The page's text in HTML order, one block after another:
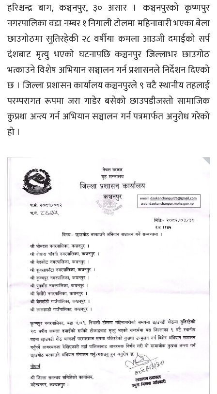
हरिश्चन्द्र बाग, कञ्चनपुर, ३० असार । कञ्चनपुरको कृष्णपुर
नगरपालिका वडा नम्बर १ निगाली टोलमा महिनावारी भएका बेला
छाउगोठमा सुतिरहेकी २८ वर्षीया कमला आउजी दमाईको सर्प
दंशबाट मृत्यु भएको घटनापछि कञ्चनपुर जिल्लाभर छाउगोठ
भत्काउने विशेष अभियान सञ्चालन गर्न प्रशासनले निर्देशन दिएको
छ । जिल्ला प्रशासन कार्यालय कञ्चनपुरले ९ वटै स्थानीय तहलाई
परम्परागत रूपमा जरा गाडेर बसेको छाउपडीजस्तो सामाजिक
कुप्रथा अन्त्य गर्न अभियान सञ्चालन गर्न पत्रमार्फत अनुरोध गरेको
हो ।